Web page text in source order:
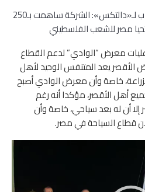
خاص.. العضو المنتدب لـ«دالتكس»: الشركة ساهمت بـ250
مصر للشعب الفلسطيني
معرض “الوادي” لدعم القطاع
الأقصر يعد المتنفس الوحيد لأهل
خاصة وأن معرض الوادي أصبح
أهل الأقصر، مؤكدا أنه رغم
إلا أن له بعد سياحي، خاصة وأن
قطاع السياحة في مصر.